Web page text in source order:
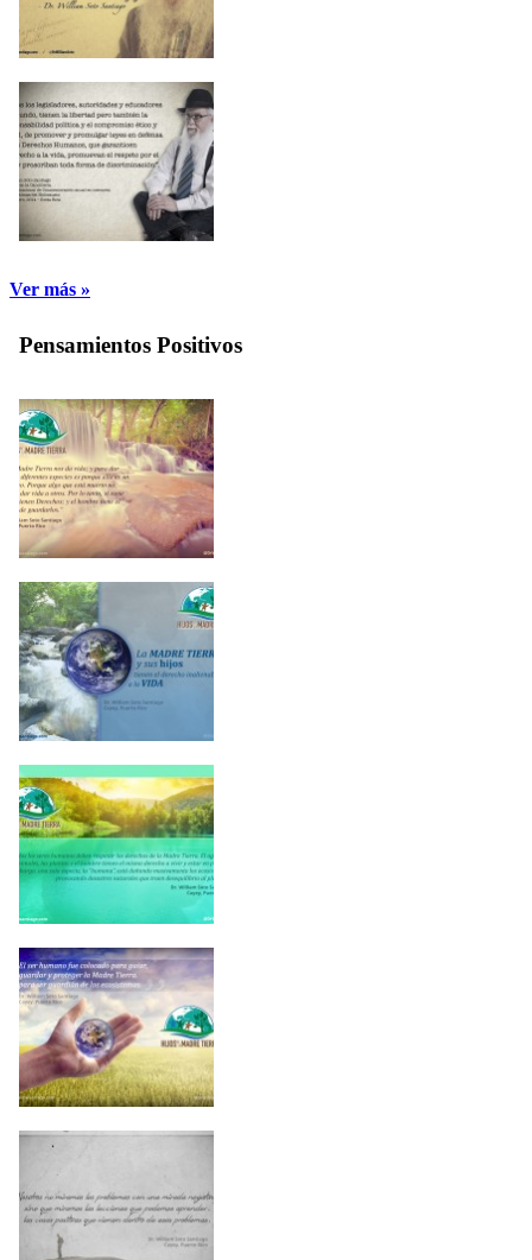
Ver más »
Pensamientos Positivos